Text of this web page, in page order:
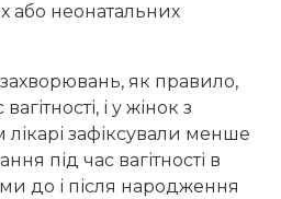
або неонатальних
як правило,
і у жінок з
зафіксували менше
під час вагітності в
до і після народження